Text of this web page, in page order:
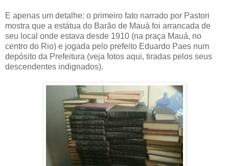
E apenas um detalhe: o primeiro fato narrado por Pastori
mostra que a estátua do Barão de Mauá foi arrancada de
seu local onde estava desde 1910 (na praça Mauá, no
centro do Rio) e jogada pelo prefeito Eduardo Paes num
depósito da Prefeitura (veja fotos aqui, tiradas pelos seus
descendentes indignados).